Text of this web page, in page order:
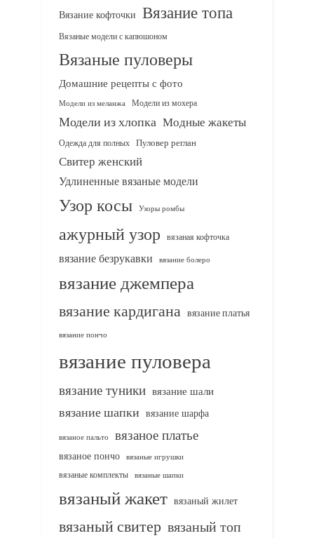
Вязание кофточки Вязание топа
Вязаные модели с капюшоном
Вязаные пуловеры
Домашние рецепты с фото
Модели из меланжа Модели из мохера
Модели из хлопка Модные жакеты
Одежда для полных Пуловер реглан
Свитер женский
Удлиненные вязаные модели
Узор косы Узоры ромбы
ажурный узор вязаная кофточка
вязание безрукавки вязание болеро
вязание джемпера
вязание кардигана вязание платья
вязание пончо
вязание пуловера
вязание туники вязание шали
вязание шапки вязание шарфа
вязаное пальто вязаное платье
вязаное пончо вязаные игрушки
вязаные комплекты
вязаные шапки
вязаный жакет вязаный жилет
вязаный свитер вязаный топ